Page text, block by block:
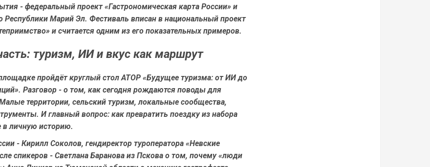
- федеральный проект «Гастрономическая карта России» и
Республики Марий Эл. Фестиваль вписан в национальный проект
и считается одним из его показательных примеров.
туризм, ИИ и вкус как маршрут
площадке пройдёт круглый стол АТОР «Будущее туризма: от ИИ до
Разговор - о том, как сегодня рождаются поводы для
территории, сельский туризм, локальные сообщества,
И главный вопрос: как превратить поездку из набора
в личную историю.
- Кирилл Соколов, гендиректор туроператора «Невские
спикеров - Светлана Баранова из Пскова о том, почему «люди